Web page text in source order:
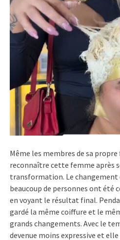
Même les membres de sa
reconnaître cette femme après
transformation. Le changement
beaucoup de personnes ont été
en voyant le résultat final.
gardé la même coiffure et le
grands changements. Avec le
devenue moins expressive et